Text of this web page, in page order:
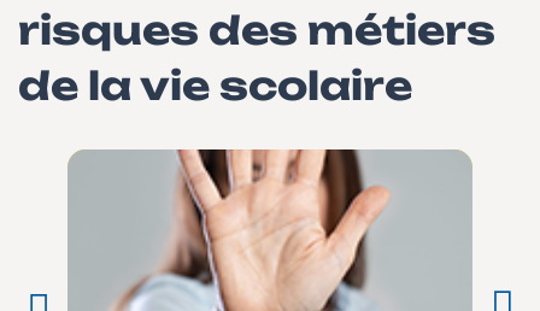
risques des métiers
de la vie scolaire